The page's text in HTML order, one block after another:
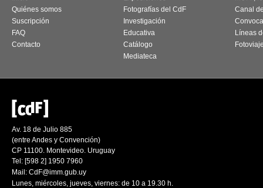
Quiénes somos
Suscripción
FAQ
Contacto
Fotografías del CdF
Investigación
Educativa
Catálogo
Mediateca
Canal
Líneas
Av. 18 de Julio 885
(entre Andes y Convención)
CP 11100. Montevideo. Uruguay
Tel: [598 2] 1950 7960
Mail: CdF@imm.gub.uy
Lunes, miércoles, jueves, viernes: de 10 a 19.30 h.